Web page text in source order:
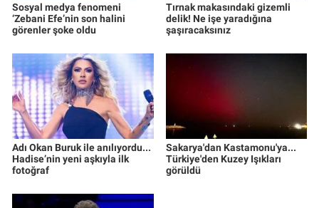
Sosyal medya fenomeni
‘Zebani Efe’nin son halini
görenler şoke oldu
Tırnak makasındaki gizemli
delik! Ne işe yaradığına
şaşıracaksınız
Adı Okan Buruk ile anılıyordu...
Hadise’nin yeni aşkıyla ilk
fotoğraf
Sakarya'dan Kastamonu'ya...
Türkiye'den Kuzey Işıkları
görüldü